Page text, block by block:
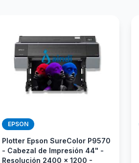
EPSON
Plotter Epson SureColor P9570
- Cabezal de Impresión 44" -
Resolución 2400 x 1200 -